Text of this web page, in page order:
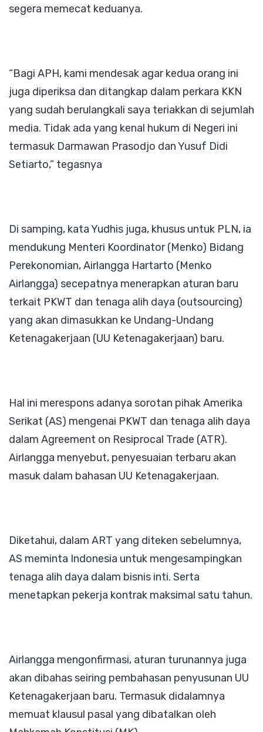
segera memecat keduanya.
“Bagi APH, kami mendesak agar kedua orang ini
juga diperiksa dan ditangkap dalam perkara KKN
yang sudah berulangkali saya teriakkan di sejumlah
media. Tidak ada yang kenal hukum di Negeri ini
termasuk Darmawan Prasodjo dan Yusuf Didi
Setiarto,” tegasnya
Di samping, kata Yudhis juga, khusus untuk PLN, ia
mendukung Menteri Koordinator (Menko) Bidang
Perekonomian, Airlangga Hartarto (Menko
Airlangga) secepatnya menerapkan aturan baru
terkait PKWT dan tenaga alih daya (outsourcing)
yang akan dimasukkan ke Undang-Undang
Ketenagakerjaan (UU Ketenagakerjaan) baru.
Hal ini merespons adanya sorotan pihak Amerika
Serikat (AS) mengenai PKWT dan tenaga alih daya
dalam Agreement on Resiprocal Trade (ATR).
Airlangga menyebut, penyesuaian terbaru akan
masuk dalam bahasan UU Ketenagakerjaan.
Diketahui, dalam ART yang diteken sebelumnya,
AS meminta Indonesia untuk mengesampingkan
tenaga alih daya dalam bisnis inti. Serta
menetapkan pekerja kontrak maksimal satu tahun.
Airlangga mengonfirmasi, aturan turunannya juga
akan dibahas seiring pembahasan penyusunan UU
Ketenagakerjaan baru. Termasuk didalamnya
memuat klausul pasal yang dibatalkan oleh